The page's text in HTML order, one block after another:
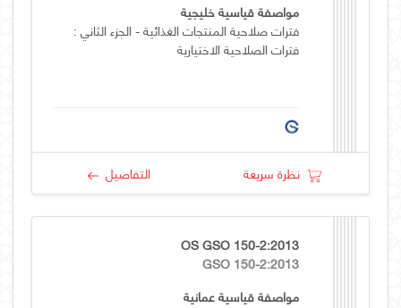
مواصفة قياسية خليجية
فترات صلاحية المنتجات الغذائية - الجزء الثاني :
فترات الصلاحية الاختيارية
نظرة سريعة التفاصيل
OS GSO 150-2:2013
GSO 150-2:2013
مواصفة قياسية عمانية